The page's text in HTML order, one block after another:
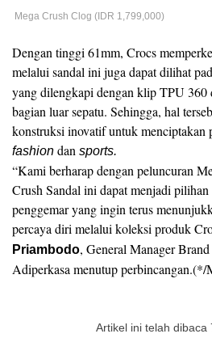
Mega Crush Clog (IDR 1,799,000)
Dengan tinggi 61mm, Crocs
melalui sandal ini juga dapat dilihat
yang dilengkapi dengan klip TPU 360
bagian luar sepatu. Sehingga, hal
konstruksi inovatif untuk menciptakan
fashion dan sports.
“Kami berharap dengan peluncuran
Crush Sandal ini dapat menjadi
penggemar yang ingin terus
percaya diri melalui koleksi produk
Priambodo, General Manager
Adiperkasa menutup perbincangan.(*/
Artikel ini telah dibaca